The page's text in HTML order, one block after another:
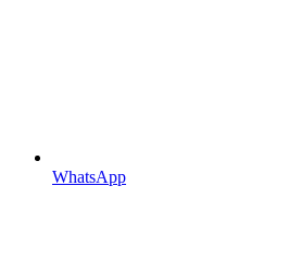
WhatsApp